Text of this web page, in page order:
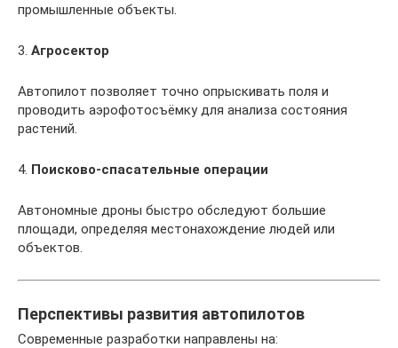
промышленные объекты.
3. Агросектор
Автопилот позволяет точно опрыскивать поля и
проводить аэрофотосъёмку для анализа состояния
растений.
4. Поисково-спасательные операции
Автономные дроны быстро обследуют большие
площади, определяя местонахождение людей или
объектов.
Перспективы развития автопилотов
Современные разработки направлены на: